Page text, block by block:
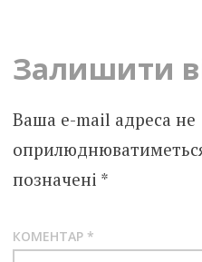
Залишити
Ваша e-mail адреса не
позначені *
КОМЕНТАР *